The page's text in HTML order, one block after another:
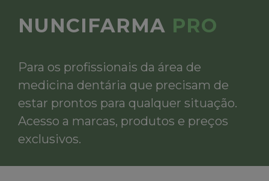
NUNCIFARMA PRO
Para os profissionais da área de
medicina dentária que precisam de
estar prontos para qualquer situação.
Acesso a marcas, produtos e preços
exclusivos.